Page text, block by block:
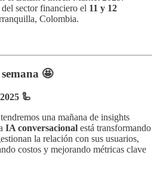
sector financiero el 11 y 12
Colombia.
🤩
🦾
una mañana de insights
IA conversacional está transformando
la relación con sus usuarios,
costos y mejorando métricas clave